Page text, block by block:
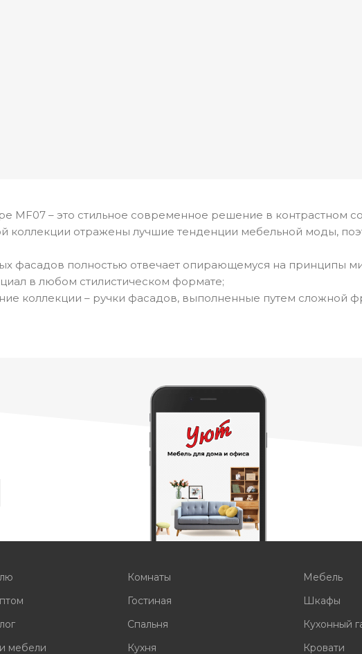
MF07 – это стильное современное решение в контрастном
коллекции отражены лучшие тенденции мебельной моды,
фасадов полностью отвечает опирающемуся на принципы
в любом стилистическом формате;
коллекции – ручки фасадов, выполненные путем сложной
мебели
Комнаты
Гостиная
Спальня
Кухня
Мебель
Шкафы
Кухонный
Кровати